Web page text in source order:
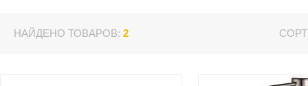
НАЙДЕНО ТОВАРОВ: 2